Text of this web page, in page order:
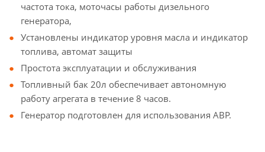
частота тока, моточасы работы дизельного
генератора,
Установлены индикатор уровня масла и индикатор
топлива, автомат защиты
Простота эксплуатации и обслуживания
Топливный бак 20л обеспечивает автономную
работу агрегата в течение 8 часов.
Генератор подготовлен для использования АВР.